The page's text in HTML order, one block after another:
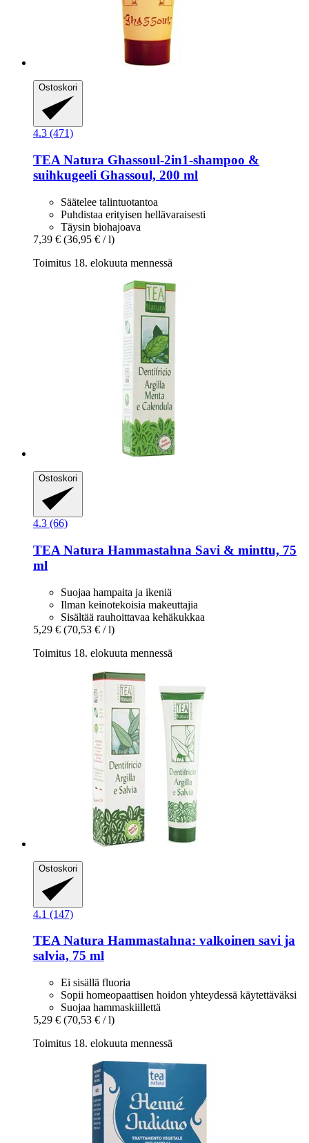
Ostoskori
4.3 (471)
TEA Natura Ghassoul-​2in1-​shampoo &
suihkugeeli Ghassoul, 200 ml
Säätelee talintuotantoa
Puhdistaa erityisen hellävaraisesti
Täysin biohajoava
7,39 € (36,95 € / l)
Toimitus 18. elokuuta mennessä
Ostoskori
4.3 (66)
TEA Natura Hammastahna Savi & minttu, 75
ml
Suojaa hampaita ja ikeniä
Ilman keinotekoisia makeuttajia
Sisältää rauhoittavaa kehäkukkaa
5,29 € (70,53 € / l)
Toimitus 18. elokuuta mennessä
Ostoskori
4.1 (147)
TEA Natura Hammastahna: valkoinen savi ja
salvia, 75 ml
Ei sisällä fluoria
Sopii homeopaattisen hoidon yhteydessä käytettäväksi
Suojaa hammaskiillettä
5,29 € (70,53 € / l)
Toimitus 18. elokuuta mennessä